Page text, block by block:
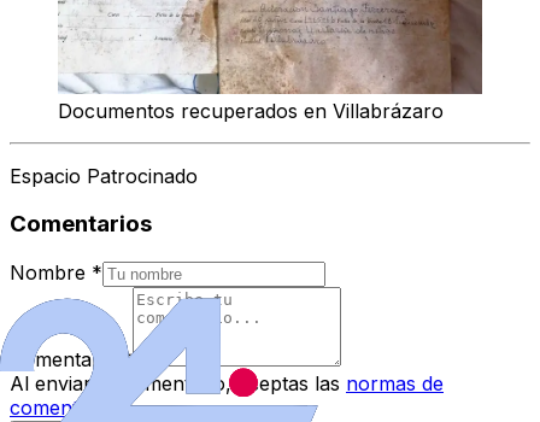
Documentos recuperados en Villabrázaro
Espacio Patrocinado
Comentarios
Nombre *
Comentario
*
Al enviar tu comentario, aceptas las normas de
comentarios